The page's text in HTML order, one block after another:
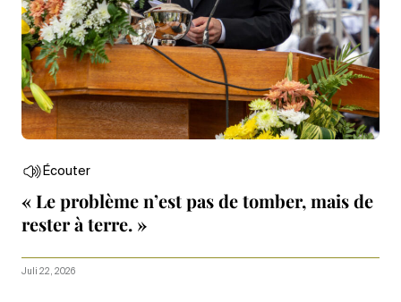
Écouter
« Le problème n’est pas de tomber, mais de
rester à terre. »
Juli 22, 2026